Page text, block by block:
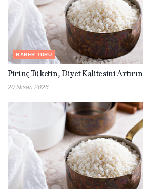
HABER TURU
Pirinç Tüketin, Diyet Kalitesini Artırın
20 Nisan 2026